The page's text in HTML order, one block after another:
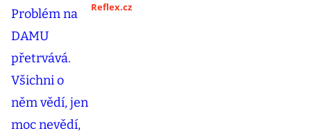
Reflex.cz